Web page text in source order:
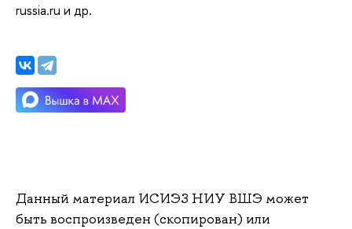
russia.ru и др.
Данный материал ИСИЭЗ НИУ ВШЭ может
быть воспроизведен (скопирован) или